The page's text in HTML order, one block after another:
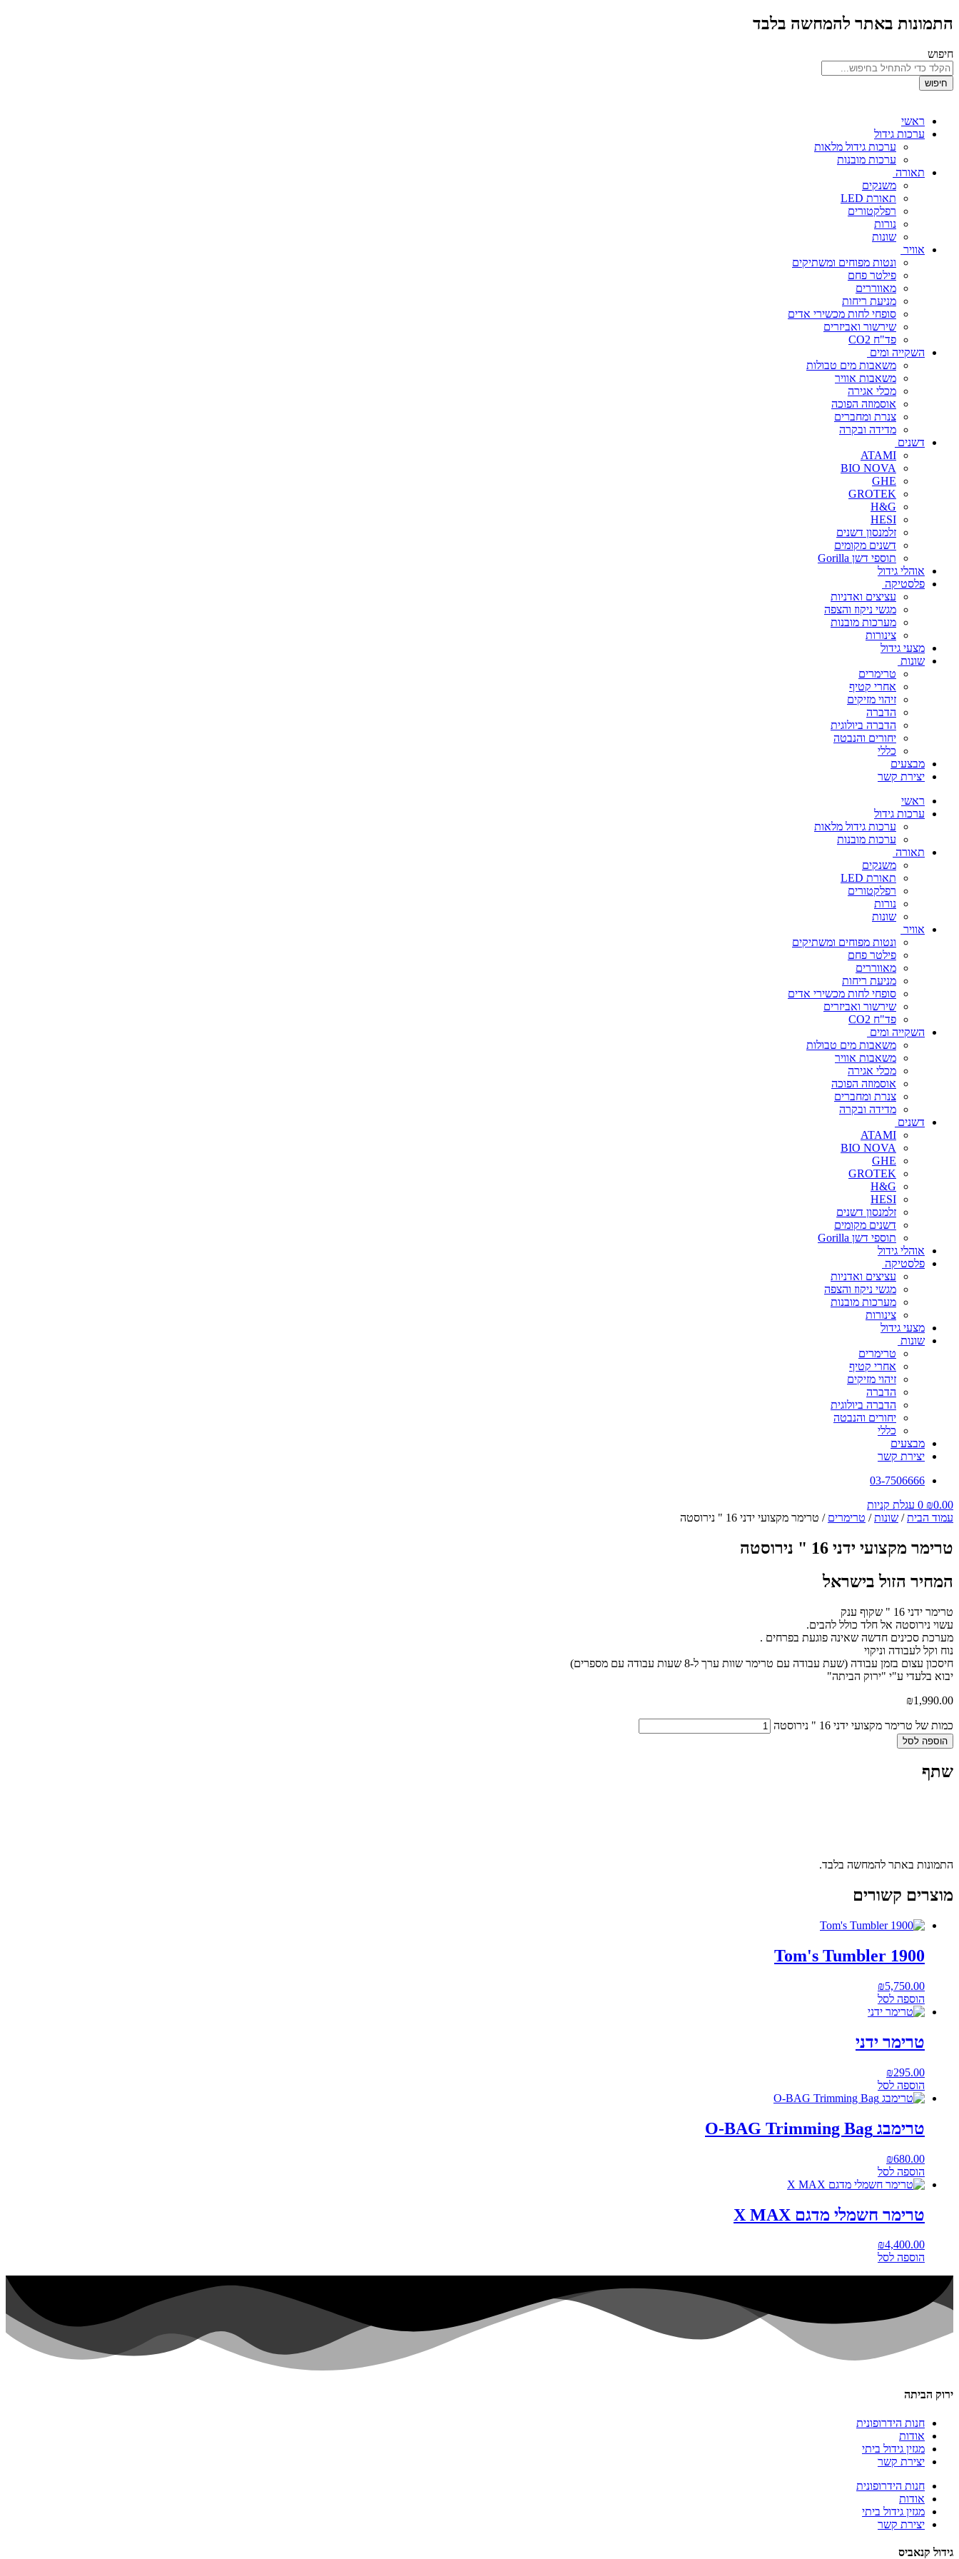
התמונות באתר להמחשה בלבד
חיפוש
חיפוש
ראשי
ערכות גידול
ערכות גידול מלאות
ערכות מובנות
תאורה
משנקים
תאורת LED
רפלקטורים
נורות
שונות
אוויר
ונטות מפוחים ומשתיקים
פילטר פחם
מאווררים
מניעת ריחות
סופחי לחות מכשירי אדים
שירשור ואביזרים
פד"ח CO2
השקייה ומים
משאבות מים טבולות
משאבות אוויר
מכלי אגירה
אוסמוזה הפוכה
צנרת ומחברים
מדידה ובקרה
דשנים
ATAMI
BIO NOVA
GHE
GROTEK
H&G
HESI
זלמנסון דשנים
דשנים מקומים
תוספי דשן Gorilla
אוהלי גידול
פלסטיקה
עציצים ואדניות
מגשי ניקוז והצפה
מערכות מובנות
צינורות
מצעי גידול
שונות
טרימרים
אחרי קטיף
זיהוי מזיקים
הדברה
הדברה ביולוגית
יחורים והנבטה
כללי
מבצעים
יצירת קשר
ראשי
ערכות גידול
ערכות גידול מלאות
ערכות מובנות
תאורה
משנקים
תאורת LED
רפלקטורים
נורות
שונות
אוויר
ונטות מפוחים ומשתיקים
פילטר פחם
מאווררים
מניעת ריחות
סופחי לחות מכשירי אדים
שירשור ואביזרים
פד"ח CO2
השקייה ומים
משאבות מים טבולות
משאבות אוויר
מכלי אגירה
אוסמוזה הפוכה
צנרת ומחברים
מדידה ובקרה
דשנים
ATAMI
BIO NOVA
GHE
GROTEK
H&G
HESI
זלמנסון דשנים
דשנים מקומים
תוספי דשן Gorilla
אוהלי גידול
פלסטיקה
עציצים ואדניות
מגשי ניקוז והצפה
מערכות מובנות
צינורות
מצעי גידול
שונות
טרימרים
אחרי קטיף
זיהוי מזיקים
הדברה
הדברה ביולוגית
יחורים והנבטה
כללי
מבצעים
יצירת קשר
03-7506666
₪0.00
0 עגלת קניות
עמוד הבית/ שונות/ טרימרים / טרימר מקצועי ידני 16 " נירוסטה
טרימר מקצועי ידני 16 " נירוסטה
המחיר הזול בישראל
טרימר ידני 16 " שקוף ענק
עשוי נירוסטה אל חלד כולל להבים.
מערכת סכינים חדשה שאינה פוגעת בפרחים .
נוח וקל לעבודה וניקוי
חיסכון עצום בזמן עבודה (שעת עבודה עם טרימר שוות ערך ל-8 שעות עבודה עם מספרים)
יבוא בלעדי ע"י "ירוק הביתה"
₪1,990.00
כמות של טרימר מקצועי ידני 16 " נירוסטה
הוספה לסל
שתף
התמונות באתר להמחשה בלבד.
מוצרים קשורים
Tom's Tumbler 1900
₪5,750.00
הוספה לסל
טרימר ידני
₪295.00
הוספה לסל
טרימבג O-BAG Trimming Bag
₪680.00
הוספה לסל
טרימר חשמלי מדגם X MAX
₪4,400.00
הוספה לסל
ירוק הביתה
חנות הידרופונית
אודות
מגזין גידול ביתי
יצירת קשר
חנות הידרופונית
אודות
מגזין גידול ביתי
יצירת קשר
גידול קנאביס